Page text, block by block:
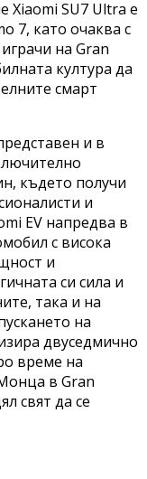
Xiaomi SU7 Ultra е
7, като очаква с
на Gran
култура да
смарт
и в
където получи
и
EV напредва в
с висока
и
си сила и
така и на
на
двуседмично
време на
в Gran
свят да се